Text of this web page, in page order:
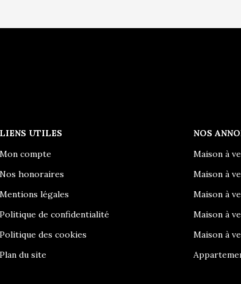
LIENS UTILES
Mon compte
Nos honoraires
Mentions légales
Politique de confidentialité
Politique des cookies
Plan du site
NOS
Maison à
Maison à
Maison à
Maison à
Maison à